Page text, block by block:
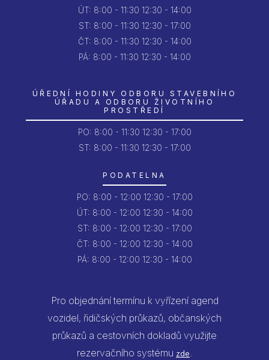
ÚT: 8:00 - 11:30 12:30 - 14:00
ST: 8:00 - 11:30 12:30 - 17:00
ČT: 8:00 - 11:30 12:30 - 14:00
PÁ: 8:00 - 11:30 12:30 - 14:00
ÚŘEDNÍ HODINY ODBORU STAVEBNÍHO
ÚŘADU A ODBORU ŽIVOTNÍHO
PROSTŘEDÍ
PO: 8:00 - 11:30 12:30 - 17:00
ST: 8:00 - 11:30 12:30 - 17:00
PODATELNA
PO: 8:00 - 12:00 12:30 - 17:00
ÚT: 8:00 - 12:00 12:30 - 14:00
ST: 8:00 - 12:00 12:30 - 17:00
ČT: 8:00 - 12:00 12:30 - 14:00
PÁ: 8:00 - 12:00 12:30 - 14:00
Pro objednání termínu k vyřízení agend
vozidel, řidičských průkazů, občanských
průkazů a cestovních dokladů využijte
rezervačního systému zde.